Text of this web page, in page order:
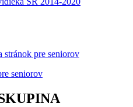
stránok pre seniorov